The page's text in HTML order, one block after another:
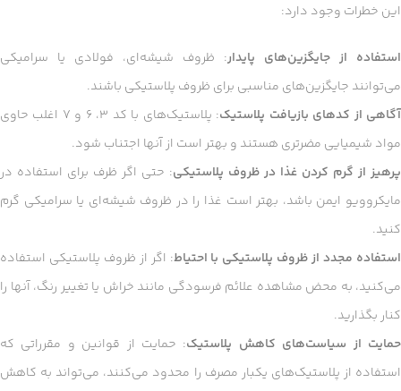
این خطرات وجود دارد:
استفاده از جایگزین‌های پایدار: ظروف شیشه‌ای، فولادی یا سرامیکی
می‌توانند جایگزین‌های مناسبی برای ظروف پلاستیکی باشند.
آگاهی از کدهای بازیافت پلاستیک
: پلاستیک‌های با کد ۳، ۶ و ۷ اغلب حاوی
مواد شیمیایی مضرتری هستند و بهتر است از آنها اجتناب شود.
پرهیز از گرم کردن غذا در ظروف پلاستیکی: حتی اگر ظرف برای استفاده در
مایکروویو ایمن باشد، بهتر است غذا را در ظروف شیشه‌ای یا سرامیکی گرم
کنید.
استفاده مجدد از ظروف پلاستیکی با احتیاط: اگر از ظروف پلاستیکی استفاده
می‌کنید، به محض مشاهده علائم فرسودگی مانند خراش یا تغییر رنگ، آنها را
کنار بگذارید.
حمایت از سیاست‌های کاهش پلاستیک: حمایت از قوانین و مقرراتی که
استفاده از پلاستیک‌های یکبار مصرف را محدود می‌کنند، می‌تواند به کاهش